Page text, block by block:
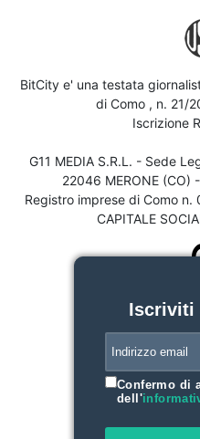
BitCity e' una testata
di Como , n. 21/
Iscrizione
G11 MEDIA S.R.L. - Sede
22046 MERONE (CO)
Registro imprese di Como
CAPITALE
Iscriviti
Confermo di
dell'